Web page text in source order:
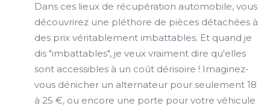
Dans ces lieux de récupération automobile, vous
découvrirez une pléthore de pièces détachées à
des prix véritablement imbattables. Et quand je
dis "imbattables", je veux vraiment dire qu'elles
sont accessibles à un coût dérisoire ! Imaginez-
vous dénicher un alternateur pour seulement 18
à 25 €, ou encore une porte pour votre véhicule